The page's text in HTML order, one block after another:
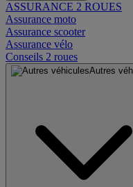
ASSURANCE 2 ROUES
Assurance moto
Assurance scooter
Assurance vélo
Conseils 2 roues
Autres